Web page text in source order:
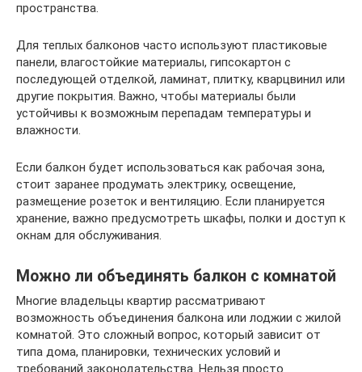
пространства.
Для теплых балконов часто используют пластиковые
панели, влагостойкие материалы, гипсокартон с
последующей отделкой, ламинат, плитку, кварцвинил или
другие покрытия. Важно, чтобы материалы были
устойчивы к возможным перепадам температуры и
влажности.
Если балкон будет использоваться как рабочая зона,
стоит заранее продумать электрику, освещение,
размещение розеток и вентиляцию. Если планируется
хранение, важно предусмотреть шкафы, полки и доступ к
окнам для обслуживания.
Можно ли объединять балкон с комнатой
Многие владельцы квартир рассматривают
возможность объединения балкона или лоджии с жилой
комнатой. Это сложный вопрос, который зависит от
типа дома, планировки, технических условий и
требований законодательства. Нельзя просто